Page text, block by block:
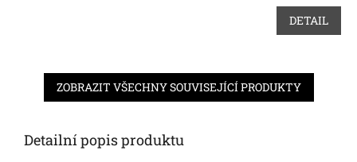
DETAIL
ZOBRAZIT VŠECHNY SOUVISEJÍCÍ PRODUKTY
Detailní popis produktu